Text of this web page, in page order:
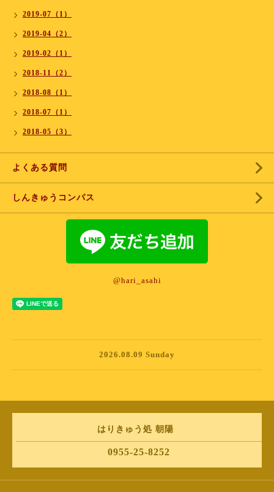
2019-07（1）
2019-04（2）
2019-02（1）
2018-11（2）
2018-08（1）
2018-07（1）
2018-05（3）
よくある質問
しんきゅうコンパス
@hari_asahi
2026.08.09 Sunday
はりきゅう処 朝陽
0955-25-8252